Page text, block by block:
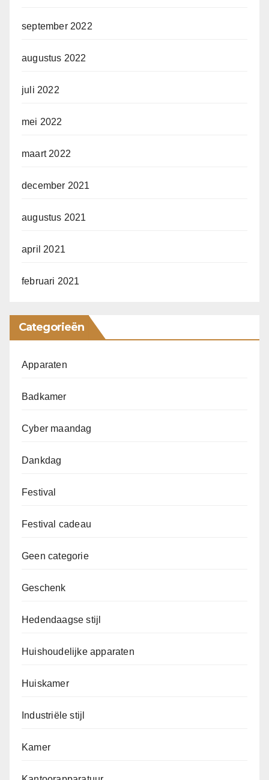
september 2022
augustus 2022
juli 2022
mei 2022
maart 2022
december 2021
augustus 2021
april 2021
februari 2021
Categorieën
Apparaten
Badkamer
Cyber maandag
Dankdag
Festival
Festival cadeau
Geen categorie
Geschenk
Hedendaagse stijl
Huishoudelijke apparaten
Huiskamer
Industriële stijl
Kamer